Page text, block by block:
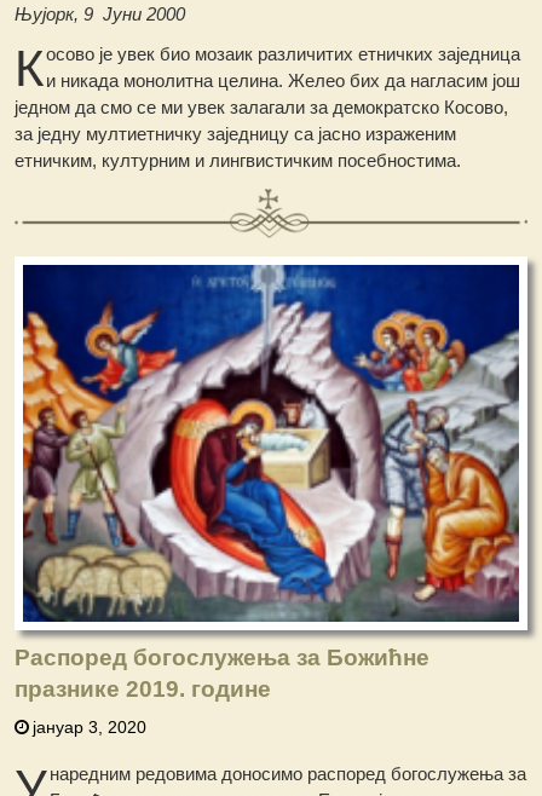
Њујорк, 9 Јуни 2000
Косово је увек био мозаик различитих етничких заједница
и никада монолитна целина. Желео бих да нагласим још
једном да смо се ми увек залагали за демократско Косово,
за једну мултиетничку заједницу са јасно израженим
етничким, културним и лингвистичким посебностима.
Распоред богослужења за Божићне
празнике 2019. године
јануар 3, 2020
наредним редовима доносимо распоред богослужења за